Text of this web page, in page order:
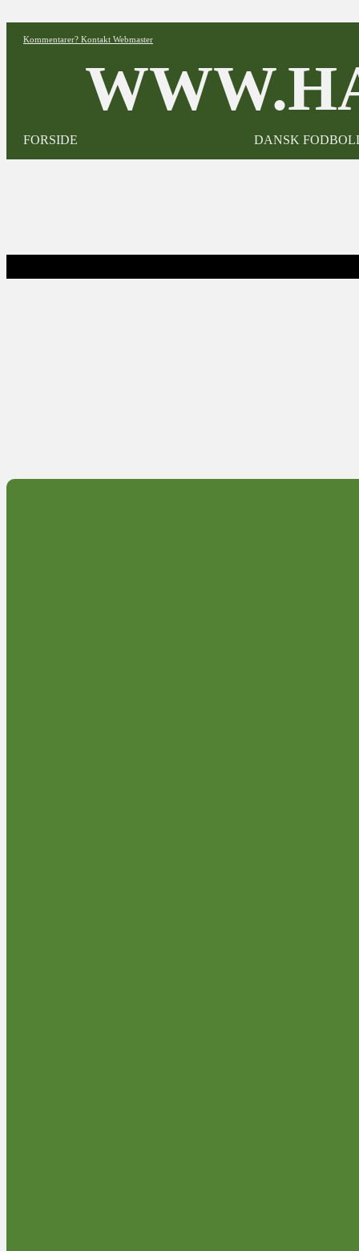
Kommentarer? Kontakt Webmaster
FORSIDE DANSK